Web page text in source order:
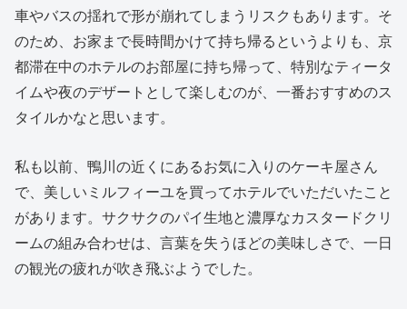
車やバスの揺れで形が崩れてしまうリスクもあります。そ
のため、お家まで長時間かけて持ち帰るというよりも、京
都滞在中のホテルのお部屋に持ち帰って、特別なティータ
イムや夜のデザートとして楽しむのが、一番おすすめのス
タイルかなと思います。
私も以前、鴨川の近くにあるお気に入りのケーキ屋さん
で、美しいミルフィーユを買ってホテルでいただいたこと
があります。サクサクのパイ生地と濃厚なカスタードクリ
ームの組み合わせは、言葉を失うほどの美味しさで、一日
の観光の疲れが吹き飛ぶようでした。